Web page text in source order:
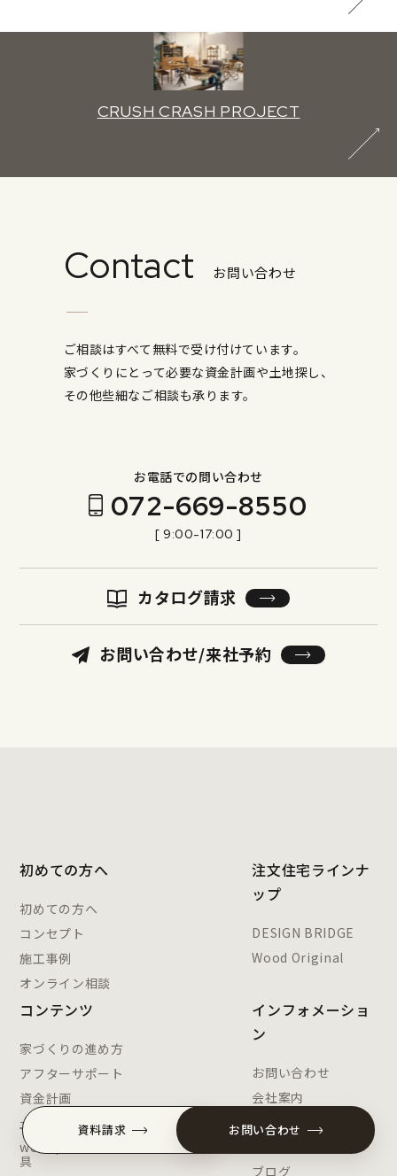
CRUSH CRASH PROJECT
Contact お問い合わせ
ご相談はすべて無料で受け付けています。
家づくりにとって必要な資金計画や土地探し、
その他些細なご相談も承ります。
お電話での問い合わせ
072-669-8550
[ 9:00-17:00 ]
カタログ請求
お問い合わせ/来社予約
初めての方へ
初めての方へ
コンセプト
施工事例
オンライン相談
注文住宅ラインナ
ップ
DESIGN BRIDGE
Wood Original
コンテンツ
家づくりの進め方
アフターサポート
資金計画
土地探し
woodplusの造作家
具
インフォメーショ
ン
お問い合わせ
会社案内
スタッフ紹介
ブログ
資料請求 お問い合わせ